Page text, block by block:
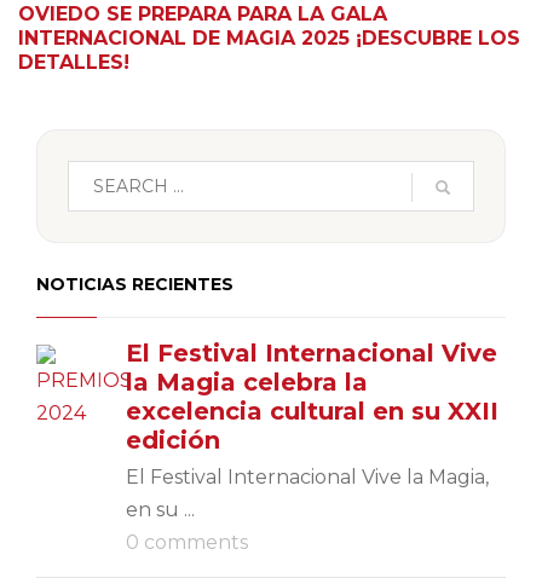
OVIEDO SE PREPARA PARA LA GALA
INTERNACIONAL DE MAGIA 2025 ¡DESCUBRE LOS
DETALLES!
NOTICIAS RECIENTES
El Festival Internacional Vive
la Magia celebra la
excelencia cultural en su XXII
edición
El Festival Internacional Vive la Magia,
en su ...
0 comments